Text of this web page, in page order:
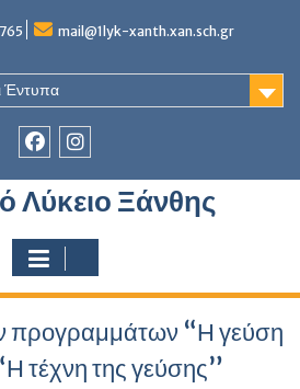
mail@1lyk-xanth.xan.sch.gr
Έντυπα
του
του
Λύκειο Ξάνθης
προγραμμάτων “Η γεύση
τέχνη της γεύσης”